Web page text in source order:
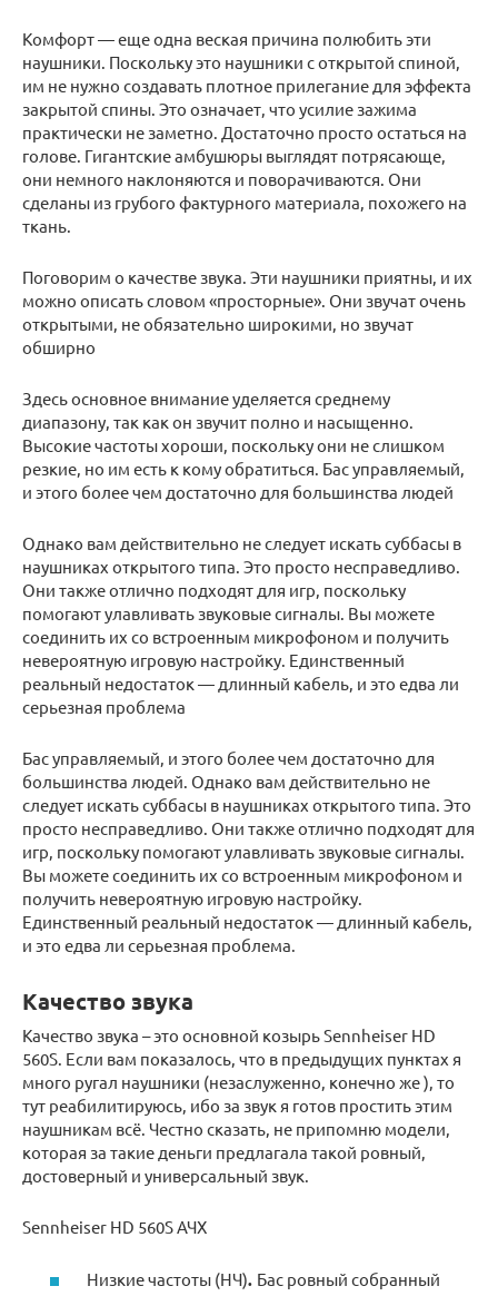
Комфорт — еще одна веская причина полюбить эти
наушники. Поскольку это наушники с открытой спиной,
им не нужно создавать плотное прилегание для эффекта
закрытой спины. Это означает, что усилие зажима
практически не заметно. Достаточно просто остаться на
голове. Гигантские амбушюры выглядят потрясающе,
они немного наклоняются и поворачиваются. Они
сделаны из грубого фактурного материала, похожего на
ткань.
Поговорим о качестве звука. Эти наушники приятны, и их
можно описать словом «просторные». Они звучат очень
открытыми, не обязательно широкими, но звучат
обширно
Здесь основное внимание уделяется среднему
диапазону, так как он звучит полно и насыщенно.
Высокие частоты хороши, поскольку они не слишком
резкие, но им есть к кому обратиться. Бас управляемый,
и этого более чем достаточно для большинства людей
Однако вам действительно не следует искать суббасы в
наушниках открытого типа. Это просто несправедливо.
Они также отлично подходят для игр, поскольку
помогают улавливать звуковые сигналы. Вы можете
соединить их со встроенным микрофоном и получить
невероятную игровую настройку. Единственный
реальный недостаток — длинный кабель, и это едва ли
серьезная проблема
Бас управляемый, и этого более чем достаточно для
большинства людей. Однако вам действительно не
следует искать суббасы в наушниках открытого типа. Это
просто несправедливо. Они также отлично подходят для
игр, поскольку помогают улавливать звуковые сигналы.
Вы можете соединить их со встроенным микрофоном и
получить невероятную игровую настройку.
Единственный реальный недостаток — длинный кабель,
и это едва ли серьезная проблема.
Качество звука
Качество звука – это основной козырь Sennheiser HD
560S. Если вам показалось, что в предыдущих пунктах я
много ругал наушники (незаслуженно, конечно же ), то
тут реабилитируюсь, ибо за звук я готов простить этим
наушникам всё. Честно сказать, не припомню модели,
которая за такие деньги предлагала такой ровный,
достоверный и универсальный звук.
Sennheiser HD 560S АЧХ
Низкие частоты (НЧ). Бас ровный собранный